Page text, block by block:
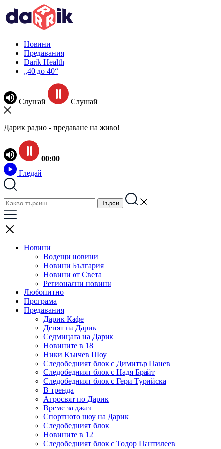
Новини
Предавания
Darik Health
„40 до 40“
Слушай Слушай
Дарик радио - предаване на живо!
00:00
Гледай
Новини
Водещи новини
Новини България
Новини от Света
Регионални новини
Любопитно
Програма
Предавания
Дарик Кафе
Денят на Дарик
Седмицата на Дарик
Новините в 18
Ники Кънчев Шоу
Следобедният блок с Димитър Панев
Следобедният блок с Надя Брайт
Следобедният блок с Гери Турийска
В тренда
Агросвят по Дарик
Време за джаз
Спортното шоу на Дарик
Следобедният блок
Новините в 12
Следобедният блок с Тодор Пантилеев